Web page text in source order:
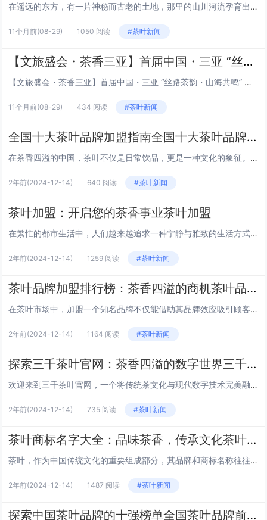
在遥远的东方，有一片神秘而古老的土地，那里的山川河流孕育出了一种独特的红茶——正山小种。这种茶以其独特的香气和味道，被誉为红茶中的贵族。今天，就让我们一起走进正山小种的世界，探索它的历史、制作工艺以及它所承载的文化意义。 正山小种的历史渊...
11个月前(08-29) 1050 阅读 #茶叶新闻
【文旅盛会・茶香三亚】首届中国・三亚 “丝路茶韵・山海共鸣” 茶文化活动展
【文旅盛会・茶香三亚】首届中国・三亚 “丝路茶韵・山海共鸣” 茶文化活动展? 活动时间：8 月 30 日 - 9 月 2 日（共 4 天，每日 9:00-18:00）? 活动地点：海南省三亚市天涯区凤凰路 155 号三亚...
11个月前(08-29) 434 阅读 #茶叶新闻
全国十大茶叶品牌加盟指南全国十大茶叶品牌加盟
在茶香四溢的中国，茶叶不仅是日常饮品，更是一种文化的象征。随着健康意识的提高，越来越多的人选择茶叶作为日常饮品。加盟一家知名的茶叶品牌，不仅能够分享品牌效应，还能够学习到专业的制茶工艺和营销策略。以下是全国十大茶叶品牌加盟指南，带您一览茶...
2年前(2024-12-14) 640 阅读 #茶叶新闻
茶叶加盟：开启您的茶香事业茶叶加盟
在繁忙的都市生活中，人们越来越追求一种宁静与雅致的生活方式。茶叶，作为东方文化的瑰宝，不仅承载着深厚的历史底蕴，更是现代人追求健康、品味生活的象征。随着茶文化的复兴和市场的不断扩大，茶叶加盟成为了众多创业者的首选。本文将带您走进茶叶加盟的...
2年前(2024-12-14) 1259 阅读 #茶叶新闻
茶叶品牌加盟排行榜：茶香四溢的商机茶叶品牌加盟排行榜
在茶叶市场中，加盟一个知名品牌不仅能借助其品牌效应吸引顾客，还能享受成熟的供应链和培训体系。以下是一份精选的茶叶品牌加盟排行榜，为您的投资决策提供参考。 1. 茶香世家 品牌特色：传承百年制茶工艺，坚持手工采摘与制作。 加盟优势：品牌历史...
2年前(2024-12-14) 1164 阅读 #茶叶新闻
探索三千茶叶官网：茶香四溢的数字世界三千茶叶官网
欢迎来到三千茶叶官网，一个将传统茶文化与现代数字技术完美融合的在线平台。在这里，我们不仅提供高品质的茶叶，还致力于让每一位爱茶之人都能体验到茶文化的深厚底蕴。让我们一起走进这个茶香四溢的数字世界，探索三千茶叶官网的独特魅力。 一、官方网站...
2年前(2024-12-14) 735 阅读 #茶叶新闻
茶叶商标名字大全：品味茶香，传承文化茶叶商标名字大全
茶叶，作为中国传统文化的重要组成部分，其品牌和商标名称往往蕴含着深厚的文化底蕴和地域特色。以下是一份精选的茶叶商标名字大全，它们不仅体现了茶叶的品质，也传递了品牌的故事和精神。 1. 碧波春 碧波春，如同春日里碧波荡漾的湖面，给人以清新脱...
2年前(2024-12-14) 1487 阅读 #茶叶新闻
探索中国茶叶品牌的十强榜单全国茶叶品牌前十位